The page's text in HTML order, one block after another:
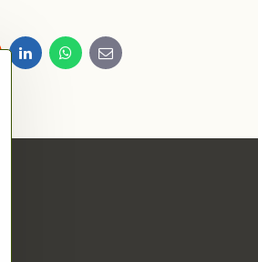
LinkedInWhatsApp
E-
mail